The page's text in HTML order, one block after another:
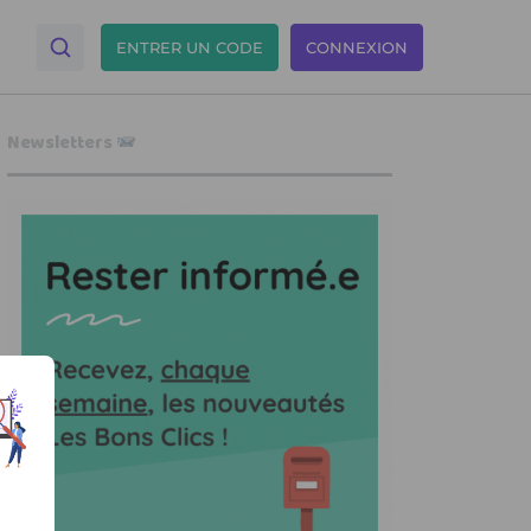
ENTRER UN CODE CONNEXION